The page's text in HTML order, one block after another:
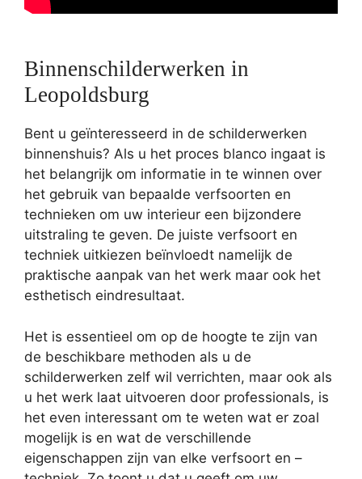
Binnenschilderwerken in
Leopoldsburg
Bent u geïnteresseerd in de schilderwerken
binnenshuis? Als u het proces blanco ingaat is
het belangrijk om informatie in te winnen over
het gebruik van bepaalde verfsoorten en
technieken om uw interieur een bijzondere
uitstraling te geven. De juiste verfsoort en
techniek uitkiezen beïnvloedt namelijk de
praktische aanpak van het werk maar ook het
esthetisch eindresultaat.
Het is essentieel om op de hoogte te zijn van
de beschikbare methoden als u de
schilderwerken zelf wil verrichten, maar ook als
u het werk laat uitvoeren door professionals, is
het even interessant om te weten wat er zoal
mogelijk is en wat de verschillende
eigenschappen zijn van elke verfsoort en –